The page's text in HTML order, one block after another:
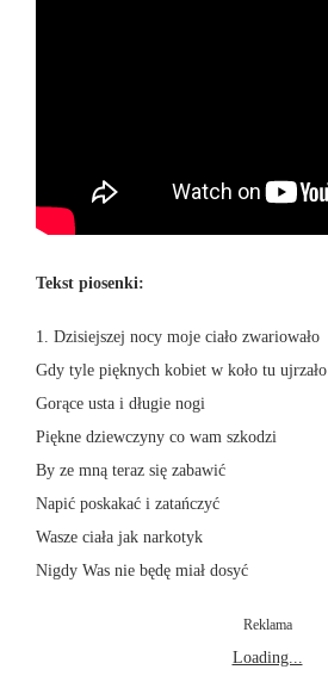
Tekst piosenki:
1. Dzisiejszej nocy moje ciało zwariowało
Gdy tyle pięknych kobiet w koło tu ujrzało
Gorące usta i długie nogi
Piękne dziewczyny co wam szkodzi
By ze mną teraz się zabawić
Napić poskakać i zatańczyć
Wasze ciała jak narkotyk
Nigdy Was nie będę miał dosyć
Reklama
Loading...